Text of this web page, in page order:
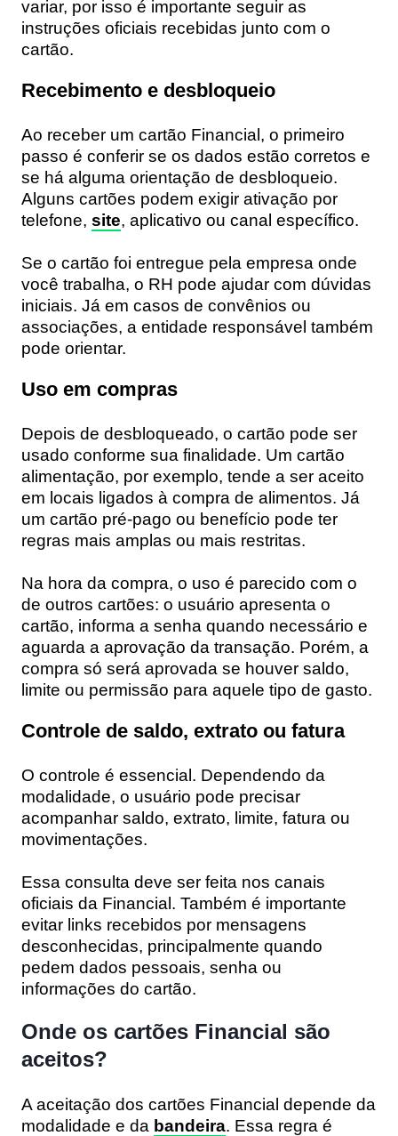
variar, por isso é importante seguir as
instruções oficiais recebidas junto com o
cartão.
Recebimento e desbloqueio
Ao receber um cartão Financial, o primeiro
passo é conferir se os dados estão corretos e
se há alguma orientação de desbloqueio.
Alguns cartões podem exigir ativação por
telefone, site, aplicativo ou canal específico.
Se o cartão foi entregue pela empresa onde
você trabalha, o RH pode ajudar com dúvidas
iniciais. Já em casos de convênios ou
associações, a entidade responsável também
pode orientar.
Uso em compras
Depois de desbloqueado, o cartão pode ser
usado conforme sua finalidade. Um cartão
alimentação, por exemplo, tende a ser aceito
em locais ligados à compra de alimentos. Já
um cartão pré-pago ou benefício pode ter
regras mais amplas ou mais restritas.
Na hora da compra, o uso é parecido com o
de outros cartões: o usuário apresenta o
cartão, informa a senha quando necessário e
aguarda a aprovação da transação. Porém, a
compra só será aprovada se houver saldo,
limite ou permissão para aquele tipo de gasto.
Controle de saldo, extrato ou fatura
O controle é essencial. Dependendo da
modalidade, o usuário pode precisar
acompanhar saldo, extrato, limite, fatura ou
movimentações.
Essa consulta deve ser feita nos canais
oficiais da Financial. Também é importante
evitar links recebidos por mensagens
desconhecidas, principalmente quando
pedem dados pessoais, senha ou
informações do cartão.
Onde os cartões Financial são
aceitos?
A aceitação dos cartões Financial depende da
modalidade e da bandeira. Essa regra é